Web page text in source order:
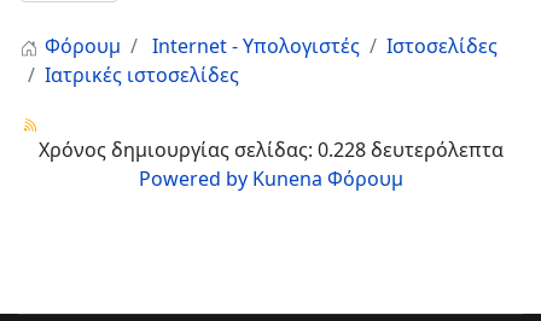
Φόρουμ Internet - Υπολογιστές
Ιστοσελίδες
Ιατρικές ιστοσελίδες
Χρόνος δημιουργίας σελίδας: 0.228 δευτερόλεπτα
Powered by Kunena Φόρουμ